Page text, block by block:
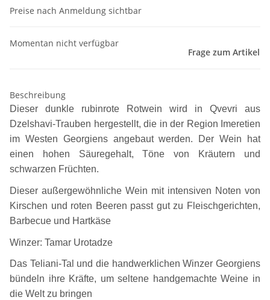
Preise nach Anmeldung sichtbar
Momentan nicht verfügbar
Frage zum Artikel
Beschreibung
Dieser dunkle rubinrote Rotwein wird in Qvevri aus
Dzelshavi-Trauben hergestellt, die in der Region Imeretien
im Westen Georgiens angebaut werden. Der Wein hat
einen hohen Säuregehalt, Töne von Kräutern und
schwarzen Früchten.
Dieser außergewöhnliche Wein mit intensiven Noten von
Kirschen und roten Beeren passt gut zu Fleischgerichten,
Barbecue und Hartkäse
Winzer: Tamar Urotadze
Das Teliani-Tal und die handwerklichen Winzer Georgiens
bündeln ihre Kräfte, um seltene handgemachte Weine in
die Welt zu bringen